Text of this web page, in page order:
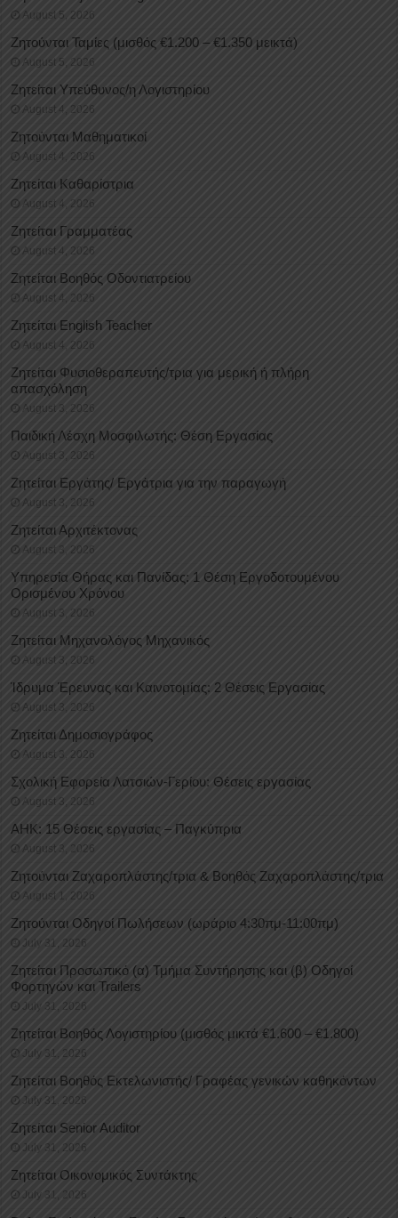
August 5, 2026
Ζητούνται Ταμίες (μισθός €1.200 – €1.350 μεικτά)
August 5, 2026
Ζητείται Υπεύθυνος/η Λογιστηρίου
August 4, 2026
Ζητούνται Μαθηματικοί
August 4, 2026
Ζητείται Καθαρίστρια
August 4, 2026
Ζητείται Γραμματέας
August 4, 2026
Ζητείται Βοηθός Οδοντιατρείου
August 4, 2026
Ζητείται English Teacher
August 4, 2026
Ζητείται Φυσιοθεραπευτής/τρια για μερική ή πλήρη
απασχόληση
August 3, 2026
Παιδική Λέσχη Μοσφιλωτής: Θέση Εργασίας
August 3, 2026
Ζητείται Εργάτης/ Εργάτρια για την παραγωγή
August 3, 2026
Ζητείται Αρχιτέκτονας
August 3, 2026
Υπηρεσία Θήρας και Πανίδας: 1 Θέση Eργοδοτουμένου
Oρισμένου Xρόνου
August 3, 2026
Ζητείται Μηχανολόγος Μηχανικός
August 3, 2026
Ίδρυμα Έρευνας και Καινοτομίας: 2 Θέσεις Εργασίας
August 3, 2026
Ζητείται Δημοσιογράφος
August 3, 2026
Σχολική Εφορεία Λατσιών-Γερίου: Θέσεις εργασίας
August 3, 2026
ΑΗΚ: 15 Θέσεις εργασίας – Παγκύπρια
August 3, 2026
Ζητούνται Ζαχαροπλάστης/τρια & Βοηθός Ζαχαροπλάστης/τρια
August 1, 2026
Ζητούνται Οδηγοί Πωλήσεων (ωράριο 4:30πμ-11:00πμ)
July 31, 2026
Ζητείται Προσωπικό (α) Τμήμα Συντήρησης και (β) Οδηγοί
Φορτηγών και Trailers
July 31, 2026
Ζητείται Βοηθός Λογιστηρίου (μισθός μικτά €1.600 – €1.800)
July 31, 2026
Ζητείται Βοηθός Εκτελωνιστής/ Γραφέας γενικών καθηκόντων
July 31, 2026
Ζητείται Senior Auditor
July 31, 2026
Ζητείται Οικονομικός Συντάκτης
July 31, 2026